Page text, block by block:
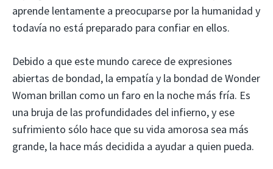
aprende lentamente a preocuparse por la humanidad y
todavía no está preparado para confiar en ellos.
Debido a que este mundo carece de expresiones
abiertas de bondad, la empatía y la bondad de Wonder
Woman brillan como un faro en la noche más fría. Es
una bruja de las profundidades del infierno, y ese
sufrimiento sólo hace que su vida amorosa sea más
grande, la hace más decidida a ayudar a quien pueda.